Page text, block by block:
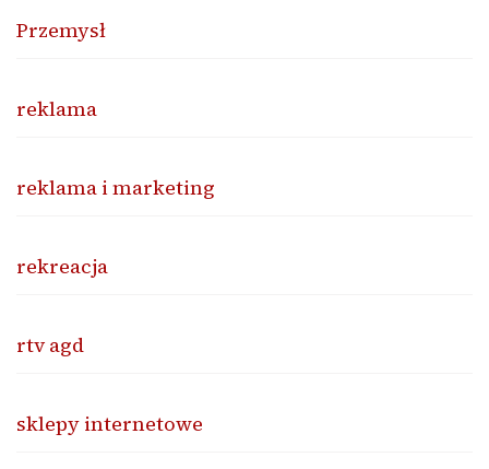
Przemysł
reklama
reklama i marketing
rekreacja
rtv agd
sklepy internetowe